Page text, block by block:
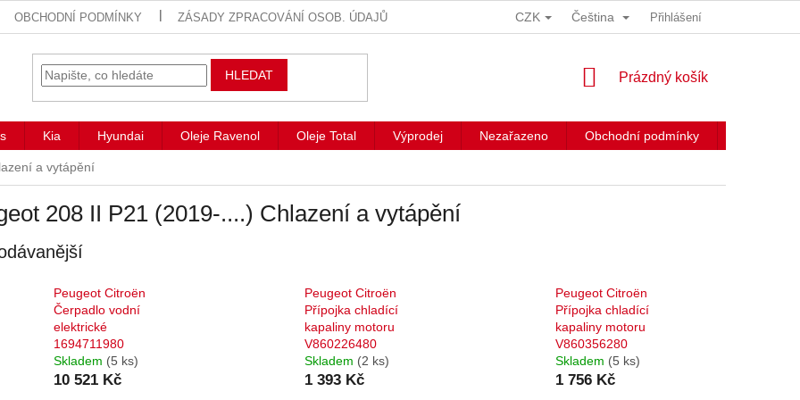
OBCHODNÍ PODMÍNKY ZÁSADY ZPRACOVÁNÍ OSOB. ÚDAJŮ CZK Čeština Přihlášení
HLEDAT
NÁKUPNÍ
Prázdný košík
Kia Hyundai Oleje Ravenol Oleje Total Výprodej Nezařazeno Obchodní podmínky
a vytápění
208 II P21 (2019-....) Chlazení a vytápění
Peugeot Citroën
Čerpadlo vodní
elektrické
1694711980
Skladem (5 ks)
10 521 Kč
Peugeot Citroën
Přípojka chladící
kapaliny motoru
V860226480
Skladem (2 ks)
1 393 Kč
Peugeot Citroën
Přípojka chladící
kapaliny motoru
V860356280
Skladem (5 ks)
1 756 Kč